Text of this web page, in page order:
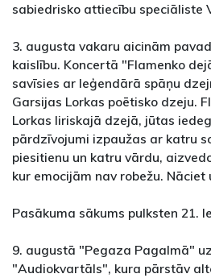
sabiedrisko attiecību speciāliste
3. augusta vakaru aicinām
kaislību. Koncertā "Flamenko
savīsies ar leģendārā spāņu
Garsijas Lorkas poētisko dzeju.
Lorkas liriskajā dzejā, jūtas
pārdzīvojumi izpaužas ar katru
piesitienu un katru vārdu,
kur emocijām nav robežu. Nāciet
Pasākuma sākums pulksten 21.
9. augustā "Pegaza Pagalmā"
"Audiokvartāls", kura pārstāv